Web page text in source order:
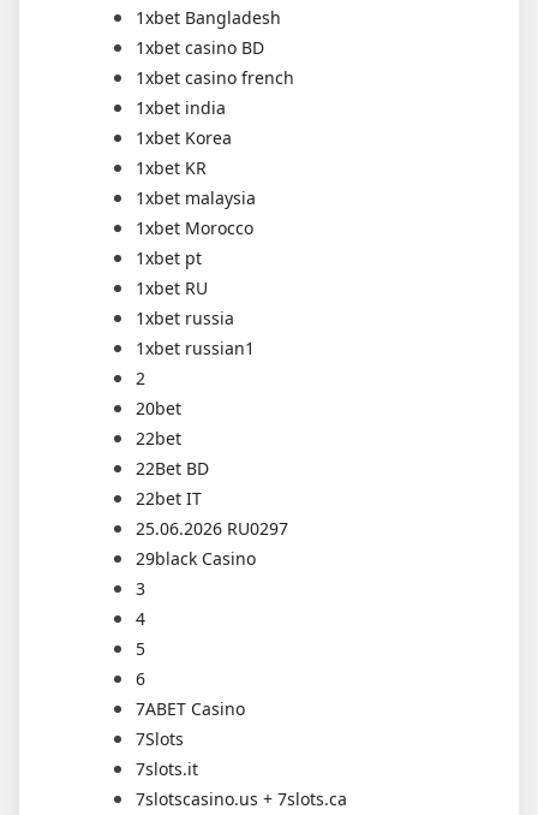
1xbet Bangladesh
1xbet casino BD
1xbet casino french
1xbet india
1xbet Korea
1xbet KR
1xbet malaysia
1xbet Morocco
1xbet pt
1xbet RU
1xbet russia
1xbet russian1
2
20bet
22bet
22Bet BD
22bet IT
25.06.2026 RU0297
29black Casino
3
4
5
6
7ABET Casino
7Slots
7slots.it
7slotscasino.us + 7slots.ca